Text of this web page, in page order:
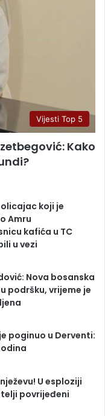
Vijesti Top 5
Kako
koji je
Amru
kafića u TC
u vezi
Nova bosanska
podršku, vrijeme je
poginuo u Derventi:
U esploziji
povrijeđeni